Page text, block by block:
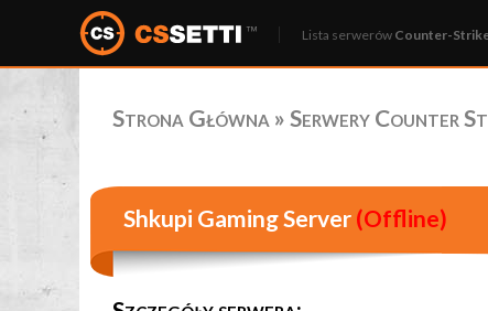
Lista serwerów Counter-
Strona Główna » Serwery Counter
Shkupi Gaming Server (Offline)